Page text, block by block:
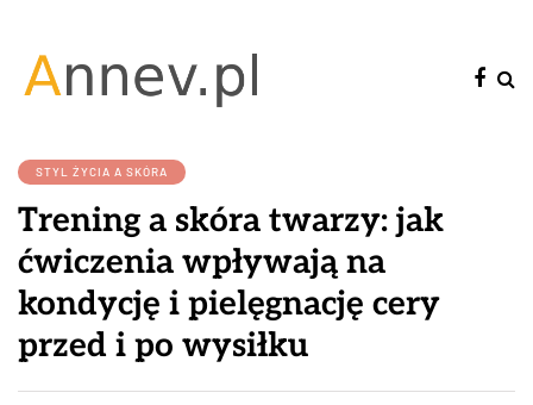
STYL ŻYCIA A SKÓRA
Trening a skóra twarzy: jak
ćwiczenia wpływają na
kondycję i pielęgnację cery
przed i po wysiłku